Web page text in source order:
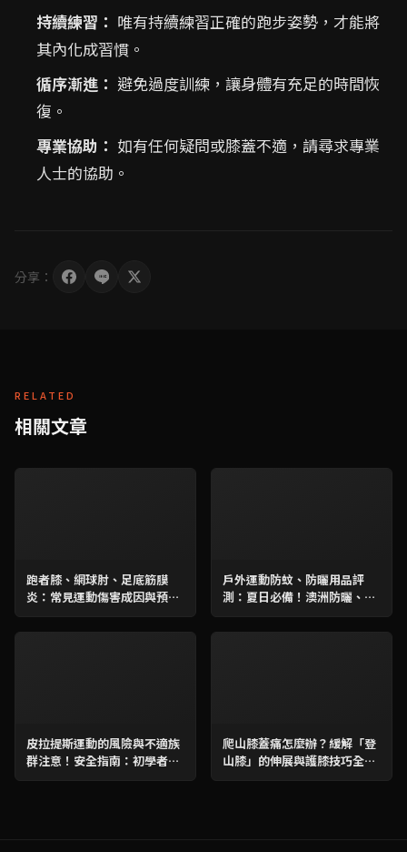
持續練習： 唯有持續練習正確的跑步姿勢，才能將
其內化成習慣。
循序漸進： 避免過度訓練，讓身體有充足的時間恢
復。
專業協助： 如有任何疑問或膝蓋不適，請尋求專業
人士的協助。
分享：
RELATED
相關文章
跑者膝、網球肘、足底筋膜
炎：常見運動傷害成因與預防
性訓練全解析
戶外運動防蚊、防曬用品評
測：夏日必備！澳洲防曬、韓
國兒童防曬實測指南
皮拉提斯運動的風險與不適族
群注意！安全指南：初學者必
學 &#038; 避免運動傷害攻略
爬山膝蓋痛怎麼辦？緩解「登
山膝」的伸展與護膝技巧全攻
略